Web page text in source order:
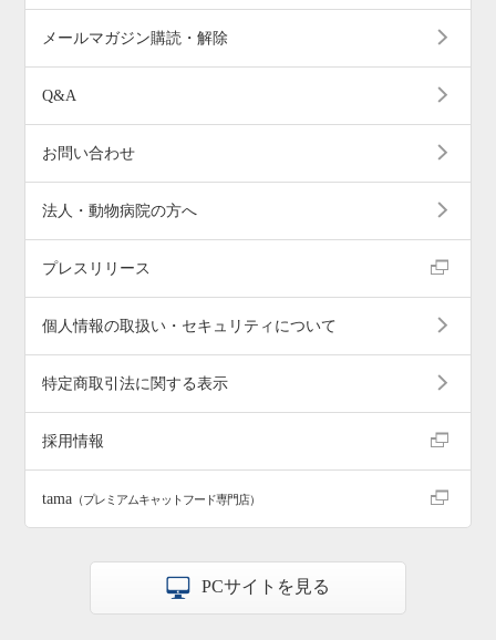
メールマガジン購読・解除
Q&A
お問い合わせ
法人・動物病院の方へ
プレスリリース
個人情報の取扱い・セキュリティについて
特定商取引法に関する表示
採用情報
tama （プレミアムキャットフード専門店）
PCサイトを見る